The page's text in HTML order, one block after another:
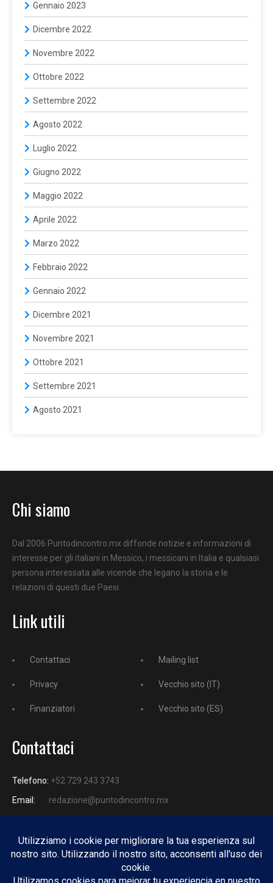
Gennaio 2023
Dicembre 2022
Novembre 2022
Ottobre 2022
Settembre 2022
Agosto 2022
Luglio 2022
Giugno 2022
Maggio 2022
Aprile 2022
Marzo 2022
Febbraio 2022
Gennaio 2022
Dicembre 2021
Novembre 2021
Ottobre 2021
Settembre 2021
Agosto 2021
Chi siamo
Dal 2006 Puntodincontro.mx diffonde notizie e informazioni di
interesse per gli italiani in Messico, i messicani in Italia e qualsiasi
persona interessata alle vicende che legano la storia e le
relazioni di questi due Paesi.
Link utili
Contattaci
Privacy
Finanziatori
Mailing list
Vecchio sito (IT)
Vecchio sito (ES)
Contattaci
Telefono: +52 729 243 3743
Email:
redazione@puntodincontro.mx
PUNTODINCONTRO